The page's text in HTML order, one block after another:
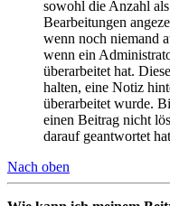
sowohl die Anzahl
Bearbeitungen
wenn noch niemand
wenn ein
überarbeitet hat.
halten, eine Notiz
überarbeitet wurde.
einen Beitrag nicht
darauf geantwortet
Nach oben